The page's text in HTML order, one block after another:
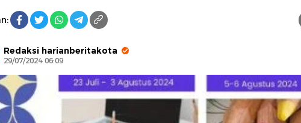
Redaksi harianberitakota
29/07/2024 06:09